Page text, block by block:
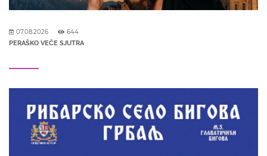
07.08.2026 644
PERAŠKO VEČE SJUTRA